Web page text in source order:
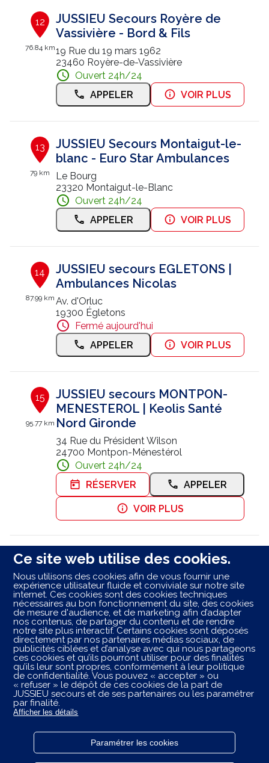
Ce site web utilise des cookies.
Nous utilisons des cookies afin de vous fournir une
expérience utilisateur fluide et conviviale sur notre site
internet. Ces cookies sont des cookies techniques
nécessaires au bon fonctionnement du site, des cookies
de mesure d'audience, et de marketing afin d’adapter
nos contenus, de partager du contenu et de rendre
notre site plus interactif. Certains cookies sont déposés
directement par nos partenaires médias sociaux, de
publicités ciblées et d’analyse avec qui nous partageons
ces cookies et qu’ils pourront utiliser pour des finalités
qu’ils leur sont propres, conformément à leur politique
de confidentialité. Vous pouvez « accepter » ou
« refuser » le dépôt de ces cookies de la part de
JUSSIEU secours et de ses partenaires ou les paramétrer
par finalité.
Afficher les détails
Paramétrer les cookies
12
76.84 km
JUSSIEU Secours Royère de
Vassivière - Bord & Fils
19 Rue du 19 mars 1962
23460 Royère-de-Vassivière
Ouvert 24h/24
APPELER
VOIR PLUS
13
79 km
JUSSIEU Secours Montaigut-le-
blanc - Euro Star Ambulances
Le Bourg
23320 Montaigut-le-Blanc
Ouvert 24h/24
APPELER
VOIR PLUS
14
87.99 km
JUSSIEU secours EGLETONS |
Ambulances Nicolas
Av. d'Orluc
19300 Égletons
Fermé aujourd'hui
APPELER
VOIR PLUS
15
95.77 km
JUSSIEU secours MONTPON-
MENESTEROL | Keolis Santé
Nord Gironde
34 Rue du Président Wilson
24700 Montpon-Ménestérol
Ouvert 24h/24
RÉSERVER
APPELER
VOIR PLUS
16
98.58 km
JUSSIEU Secours Lavaveix-les-
Mines - Euro Star
64 Rte d'Ahun
23150 Lavaveix-les-Mines
Ouvert 24h/24
APPELER
VOIR PLUS
Les centres ambulancierJUSSIEU secoursdans les
villes à proximité
Trouvez votre centre JUSSIEU secours